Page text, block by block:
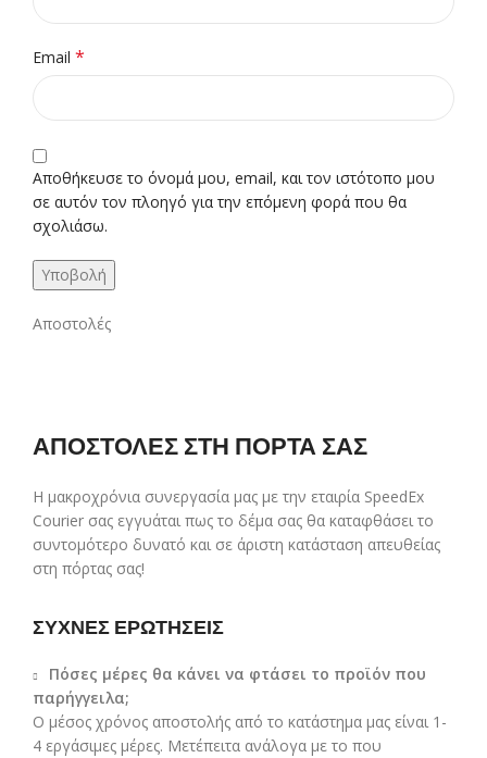
Email *
Αποθήκευσε το όνομά μου, email, και τον ιστότοπο μου
σε αυτόν τον πλοηγό για την επόμενη φορά που θα
σχολιάσω.
Αποστολές
ΑΠΟΣΤΟΛΕΣ ΣΤΗ ΠΟΡΤΑ ΣΑΣ
Η μακροχρόνια συνεργασία μας με την εταιρία SpeedEx
Courier σας εγγυάται πως το δέμα σας θα καταφθάσει το
συντομότερο δυνατό και σε άριστη κατάσταση απευθείας
στη πόρτας σας!
ΣΥΧΝΕΣ ΕΡΩΤΗΣΕΙΣ
Πόσες μέρες θα κάνει να φτάσει το προϊόν που
παρήγγειλα;
Ο μέσος χρόνος αποστολής από το κατάστημα μας είναι 1-
4 εργάσιμες μέρες. Μετέπειτα ανάλογα με το που